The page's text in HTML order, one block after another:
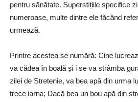
pentru sănătate. Superstițiile specifice
numeroase, multe dintre ele făcând
urmează.
Printre acestea se numără: Cine
va cădea în boală și i se va strâmba
zilei de Stretenie, va bea apă din urma
trece iarna; Dacă bea un bou apă din